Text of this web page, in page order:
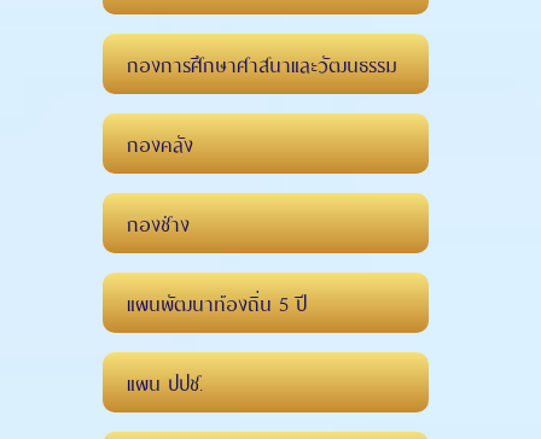
กองการศึกษาศาสนาและวัฒนธรรม
กองคลัง
กองช่าง
แผนพัฒนาท้องถิ่น 5 ปี
แผน ปปช.